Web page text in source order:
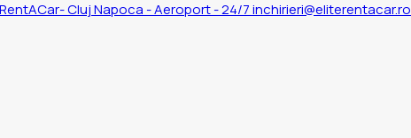
inchirieri@eliterentacar.ro